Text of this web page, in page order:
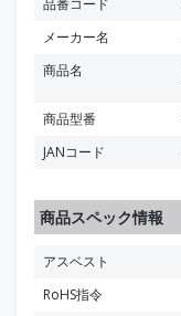
メーカー名
商品名
商品型番
JANコード
商品スペック情報
アスベスト
RoHS指令